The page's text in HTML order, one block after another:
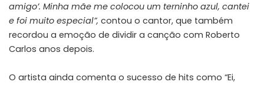
amigo’. Minha mãe me colocou um terninho azul, cantei
e foi muito especial”, contou o cantor, que também
recordou a emoção de dividir a canção com Roberto
Carlos anos depois.
O artista ainda comenta o sucesso de hits como “Ei,